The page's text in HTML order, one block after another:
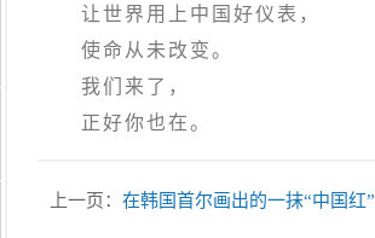
让世界用上中国好仪表，
使命从未改变。
我们来了，
正好你也在。
上一页： 在韩国首尔画出的一抹“中国红”